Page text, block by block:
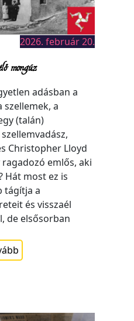
2026. február 20.
mongúz
adásban a
szellemek, a
(talán)
Christopher Lloyd
emlős, aki
Hát most ez is
tágítja a
és visszaél
de elsősorban